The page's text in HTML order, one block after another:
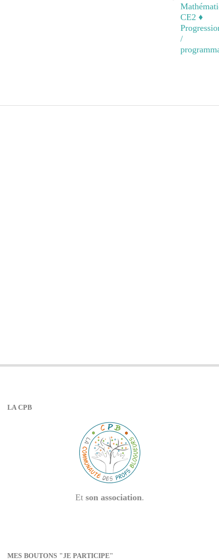
CE2 ♦
/
LA CPB
Et son association.
MES BOUTONS "JE PARTICIPE"